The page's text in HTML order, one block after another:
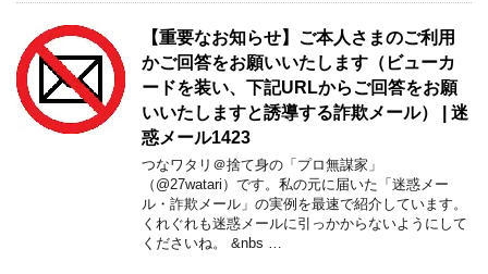
【重要なお知らせ】ご本人さまのご利用
かご回答をお願いいたします（ビューカ
ードを装い、下記URLからご回答をお願
いいたしますと誘導する詐欺メール） | 迷
惑メール1423
つなワタリ＠捨て身の「プロ無謀家」
（@27watari）です。私の元に届いた「迷惑メー
ル・詐欺メール」の実例を最速で紹介しています。
くれぐれも迷惑メールに引っかからないようにして
くださいね。 &nbs …